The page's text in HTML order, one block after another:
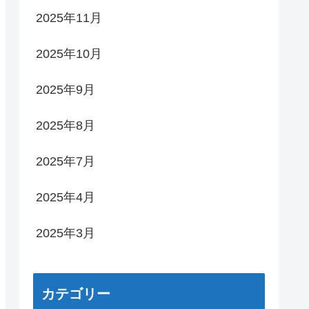
2025年11月
2025年10月
2025年9月
2025年8月
2025年7月
2025年4月
2025年3月
カテゴリー